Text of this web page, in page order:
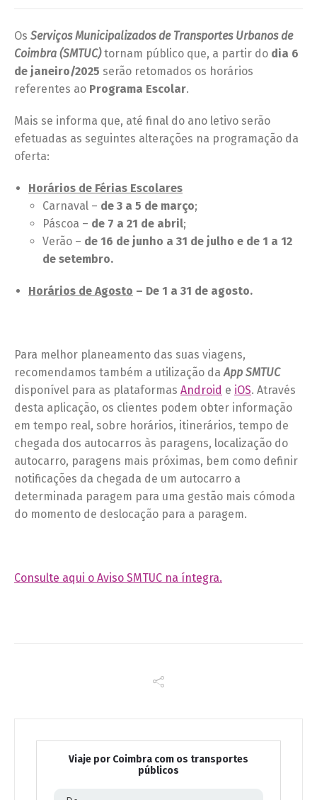
Os Serviços Municipalizados de Transportes Urbanos de
Coimbra (SMTUC)tornam público que, a partir do dia 6
de janeiro/2025 serão retomados os horários
referentes ao Programa Escolar.
Mais se informa que, até final do ano letivo serão
efetuadas as seguintes alterações na programação da
oferta:
Horários de Férias Escolares
Carnaval – de 3 a 5 de março;
Páscoa – de 7 a 21 de abril;
Verão – de 16 de junho a 31 de julho e de 1 a 12
de setembro.
Horários de Agosto – De 1 a 31 de agosto.
Para melhor planeamento das suas viagens,
recomendamos também a utilização daApp SMTUC
disponível para as plataformas Android e iOS. Através
desta aplicação, os clientes podem obter informação
em tempo real, sobre horários, itinerários, tempo de
chegada dos autocarros às paragens, localização do
autocarro, paragens mais próximas, bem como definir
notificações da chegada de um autocarro a
determinada paragem para uma gestão mais cómoda
do momento de deslocação para a paragem.
Consulte aqui o Aviso SMTUC na íntegra.
Viaje por Coimbra com os transportes
públicos